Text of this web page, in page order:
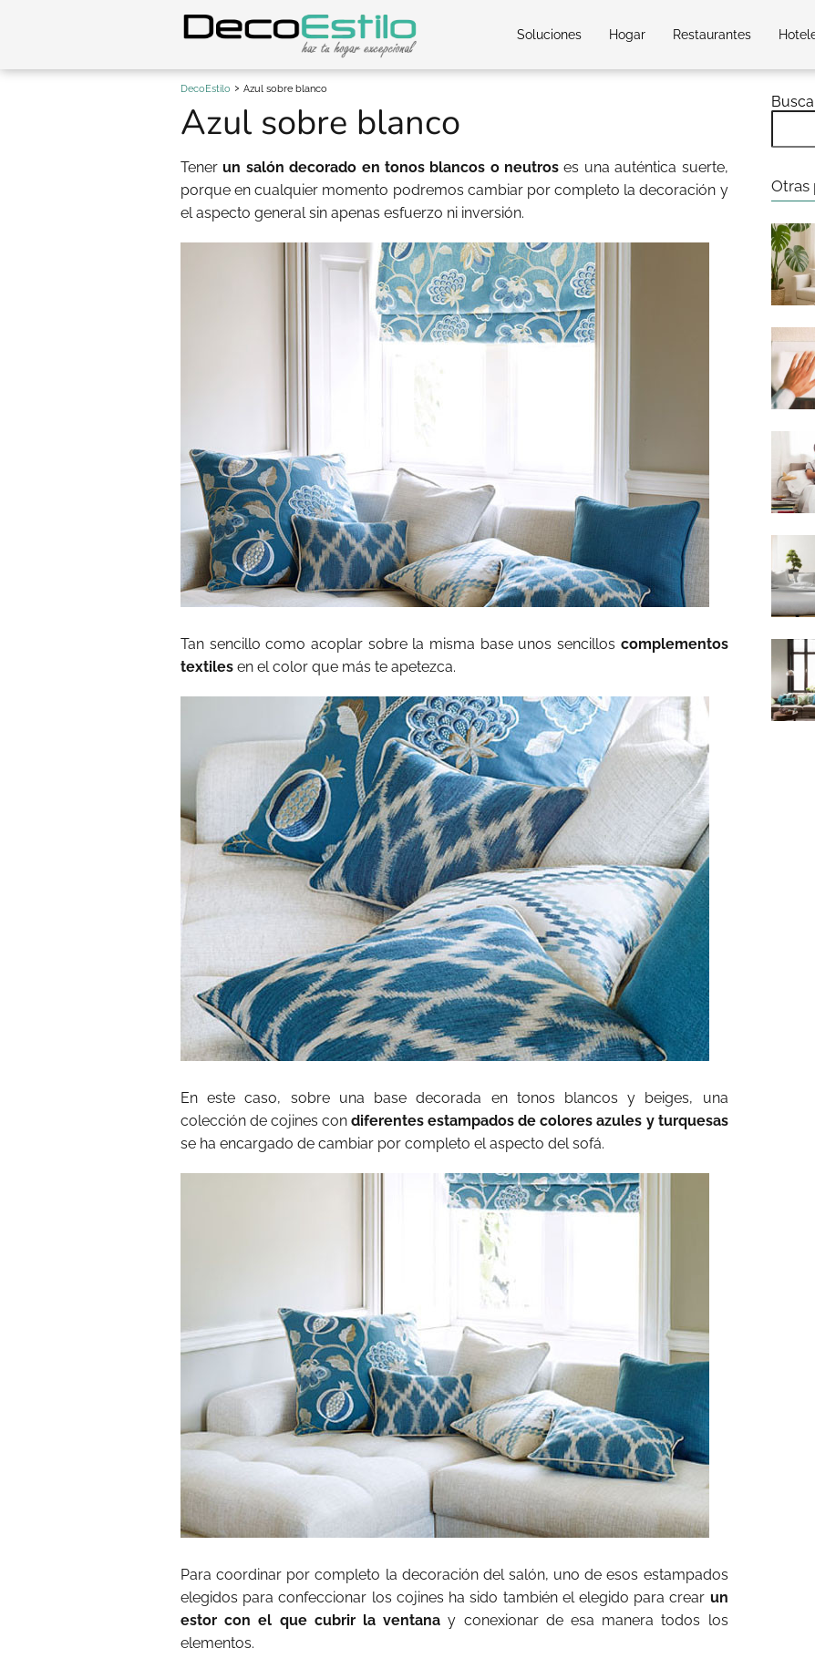
Soluciones Hogar Restaurantes
DecoEstilo Azul sobre blanco
Azul sobre blanco
Tenerun salón decorado en tonos blancos o neutros es una auténtica suerte,
porque en cualquier momento podremos cambiar por completo la decoración y
el aspecto general sin apenas esfuerzo ni inversión.
Tan sencillo como acoplar sobre la misma base unos sencillos complementos
textiles en el color que más te apetezca.
En este caso, sobre una base decorada en tonos blancos y beiges, una
colección de cojines condiferentes estampados de colores azules y turquesas
se ha encargado de cambiar por completo el aspecto del sofá.
Para coordinar por completo la decoración del salón, uno de esos estampados
elegidos para confeccionar los cojines ha sido también el elegido para crear un
estor con el que cubrir la ventana y conexionar de esa manera todos los
elementos.
Otras